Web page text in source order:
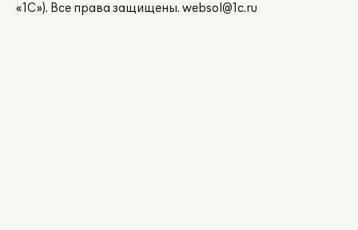
«1С»). Все права защищены. websol@1c.ru